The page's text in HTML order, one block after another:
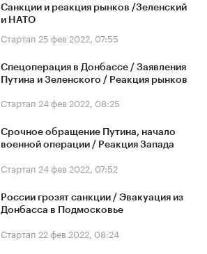
Санкции и реакция рынков /Зеленский
и НАТО
Стартап 25 фев 2022, 07:55
Спецоперация в Донбассе / Заявления
Путина и Зеленского / Реакция рынков
Стартап 24 фев 2022, 08:25
Срочное обращение Путина, начало
военной операции / Реакция Запада
Стартап 24 фев 2022, 07:52
России грозят санкции / Эвакуация из
Донбасса в Подмосковье
Стартап 22 фев 2022, 08:24